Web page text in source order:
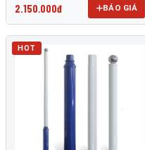
2.150.000đ BÁO GIÁ
HOT